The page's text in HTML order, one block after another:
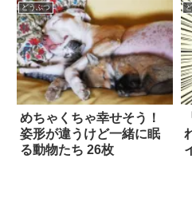
と…？
どうぶつ
めちゃくちゃ幸せそう！
姿形が違うけど一緒に眠
る動物たち 26枚